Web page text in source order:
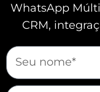
WhatsApp
CRM,
mauticform[nome]